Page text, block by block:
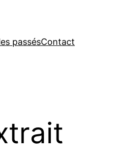
passésContact